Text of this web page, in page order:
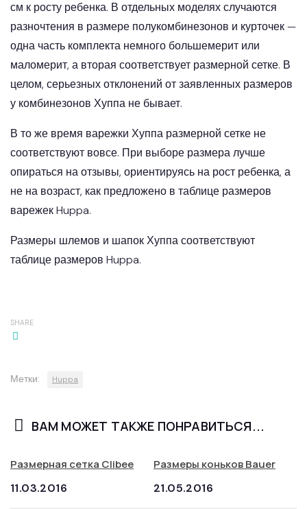
см к росту ребенка. В отдельных моделях случаются
разночтения в размере полукомбинезонов и курточек —
одна часть комплекта немного большемерит или
маломерит, а вторая соответствует размерной сетке. В
целом, серьезных отклонений от заявленных размеров
у комбинезонов Хуппа не бывает.
В то же время варежки Хуппа размерной сетке не
соответствуют вовсе. При выборе размера лучше
опираться на отзывы, ориентируясь на рост ребенка, а
не на возраст, как предложено в таблице размеров
варежек Huppa.
Размеры шлемов и шапок Хуппа соответствуют
таблице размеров Huppa.
SHARE
Метки: Huppa
ВАМ МОЖЕТ ТАКЖЕ ПОНРАВИТЬСЯ...
Размерная сетка Clibee
11.03.2016
Размеры коньков Bauer
21.05.2016